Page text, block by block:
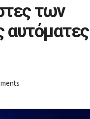
των
αυτόματες